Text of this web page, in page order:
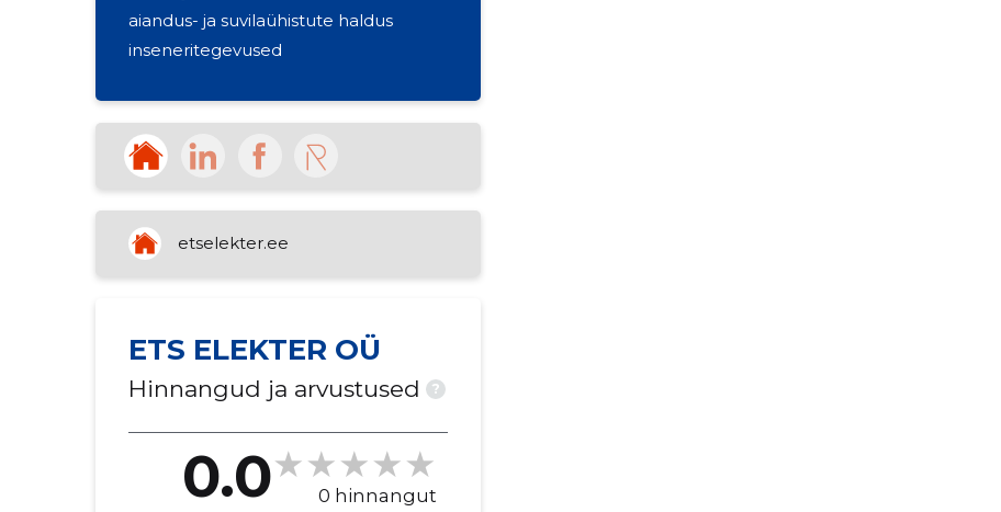
aiandus- ja suvilaühistute haldus
inseneritegevused
etselekter.ee
ETS ELEKTER OÜ
Hinnangud ja arvustused ?
0.0 0 hinnangut